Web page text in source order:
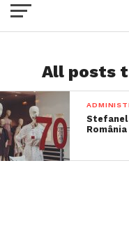
All posts
România